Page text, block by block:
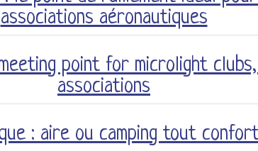
associations aéronautiques
point for microlight
associations
: aire ou camping tout